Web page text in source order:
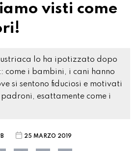
visti come
lo ha ipotizzato dopo
come i bambini, i cani hanno
si sentono fiduciosi e motivati
esattamente come i
25 MARZO 2019